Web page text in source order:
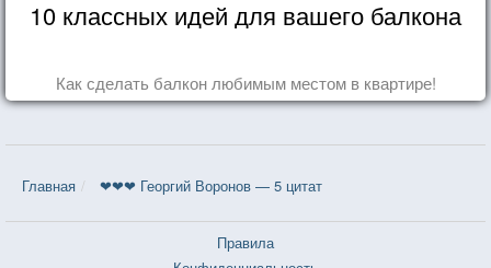
10 классных идей для вашего балкона
Как сделать балкон любимым местом в квартире!
Главная ❤❤❤ Георгий Воронов — 5 цитат
Правила